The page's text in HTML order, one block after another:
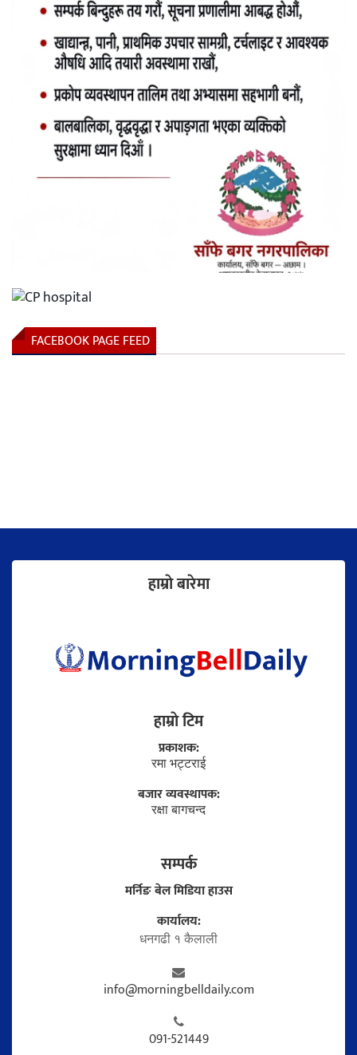
FACEBOOK PAGE FEED
हाम्राे बारेमा
हाम्राे टिम
प्रकाशक:
रमा भट्टराई
बजार व्यवस्थापक:
रक्षा बागचन्द
सम्पर्क
मर्निङ बेल मिडिया हाउस
कार्यालय:
धनगढी १ कैलाली
info@morningbelldaily.com
091-521449